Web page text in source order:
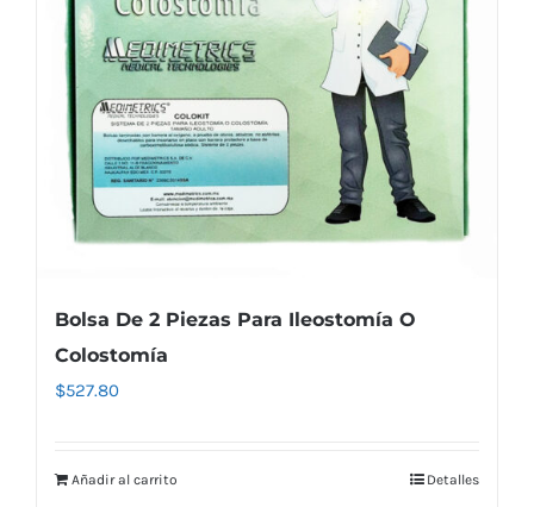
Bolsa De 2 Piezas Para Ileostomía O
Colostomía
$527.80
Añadir al carrito Detalles